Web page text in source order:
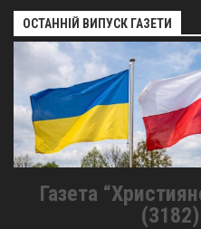
ОСТАННІЙ ВИПУСК ГАЗЕТИ
Газета